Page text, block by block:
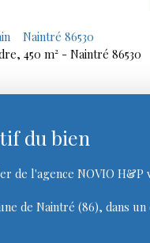
Naintré 86530
450 m² - Naintré 86530
du bien
de l'agence NOVIO H&P
de Naintré (86), dans